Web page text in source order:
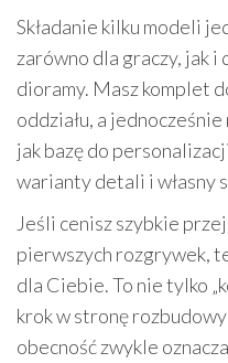
Składanie kilku modeli
zarówno dla graczy, jak i
dioramy. Masz komplet
oddziału, a
jak bazę do
warianty detali i własny
Jeśli cenisz szybkie
pierwszych rozgrywek,
dla Ciebie. To nie tylko
krok w stronę
obecność zwykle